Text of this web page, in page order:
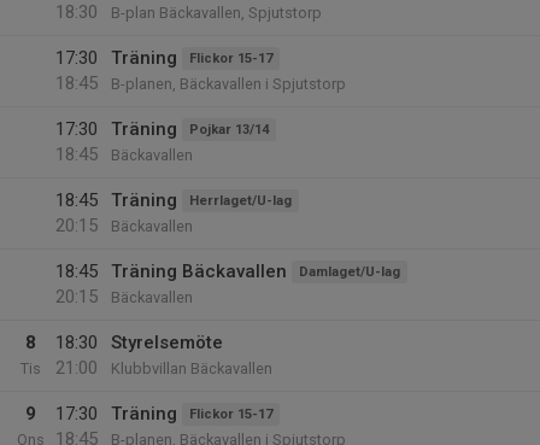
18:30
B-plan Bäckavallen, Spjutstorp
17:30
18:45
Träning Flickor 15-17
B-planen, Bäckavallen i Spjutstorp
17:30
18:45
Träning Pojkar 13/14
Bäckavallen
18:45
20:15
Träning Herrlaget/U-lag
Bäckavallen
18:45
20:15
Träning Bäckavallen Damlaget/U-lag
Bäckavallen
8
Tis
18:30
21:00
Styrelsemöte
Klubbvillan Bäckavallen
9
Ons
17:30
18:45
Träning Flickor 15-17
B-planen, Bäckavallen i Spjutstorp